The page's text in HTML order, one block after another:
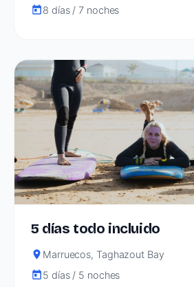
8 días / 7 noches
5 días todo incluido
Marruecos, Taghazout Bay
5 días / 5 noches